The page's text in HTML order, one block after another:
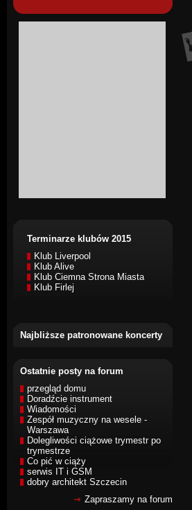
Terminarze klubów 2015
Klub Liverpool
Klub Alive
Klub Ciemna Strona Miasta
Klub Firlej
Najbliższe patronowane koncerty
Ostatnie posty na forum
przegląd domu
Doradźcie instrument
Wiadomości
Zespół muzyczny na wesele -
Warszawa
Dolegliwości ciążowe trymestr po
trymestrze
Co pić w ciąży
serwis IT i GSM
dobry architekt Szczecin
Zapraszamy na forum